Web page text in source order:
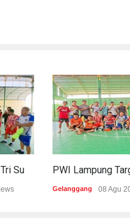
Gelanggang 08 Agu